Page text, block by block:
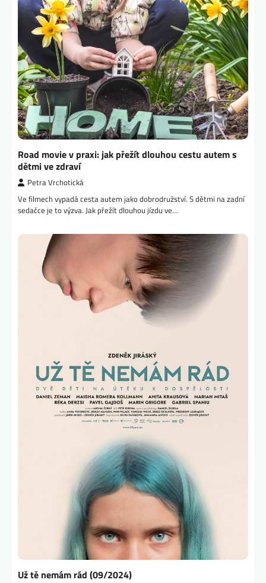
Road movie v praxi: jak přežít dlouhou cestu autem s
dětmi ve zdraví
Petra Vrchotická
Ve filmech vypadá cesta autem jako dobrodružství. S dětmi na zadní
sedačce je to výzva. Jak přežít dlouhou jízdu ve…
Už tě nemám rád (09/2024)